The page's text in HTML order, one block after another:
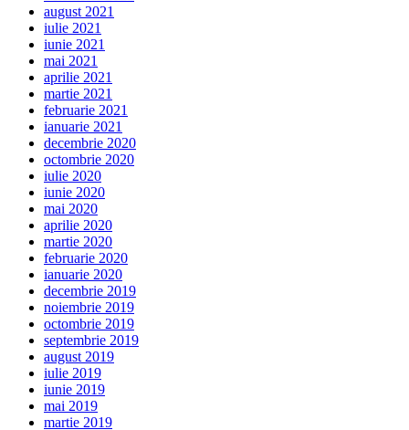
august 2021
iulie 2021
iunie 2021
mai 2021
aprilie 2021
martie 2021
februarie 2021
ianuarie 2021
decembrie 2020
octombrie 2020
iulie 2020
iunie 2020
mai 2020
aprilie 2020
martie 2020
februarie 2020
ianuarie 2020
decembrie 2019
noiembrie 2019
octombrie 2019
septembrie 2019
august 2019
iulie 2019
iunie 2019
mai 2019
martie 2019